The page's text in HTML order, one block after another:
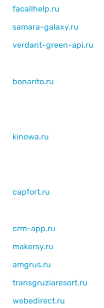
facallhelp.ru
samara-galaxy.ru
verdant-green-api.ru
bonarito.ru
kinowa.ru
capfort.ru
crm-app.ru
makersy.ru
amgrus.ru
transgruziaresort.ru
webedirect.ru